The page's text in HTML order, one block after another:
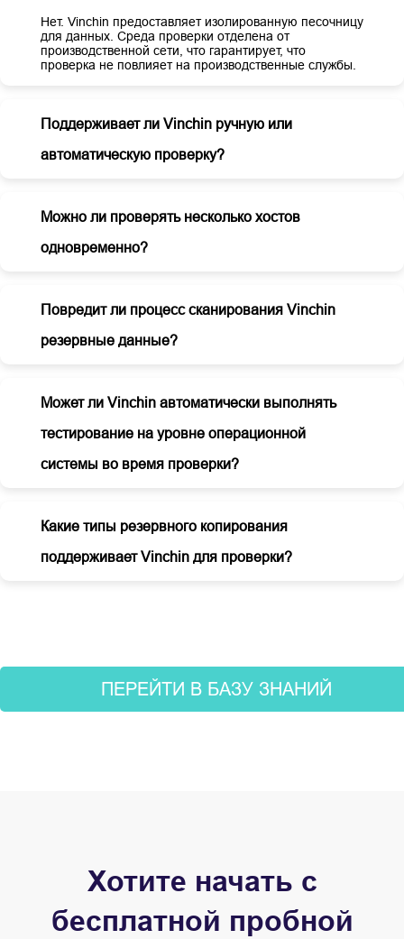
Нет. Vinchin предоставляет изолированную песочницу
для данных. Среда проверки отделена от
производственной сети, что гарантирует, что
проверка не повлияет на производственные службы.
Поддерживает ли Vinchin ручную или
автоматическую проверку?
Можно ли проверять несколько хостов
одновременно?
Повредит ли процесс сканирования Vinchin
резервные данные?
Может ли Vinchin автоматически выполнять
тестирование на уровне операционной
системы во время проверки?
Какие типы резервного копирования
поддерживает Vinchin для проверки?
ПЕРЕЙТИ В БАЗУ ЗНАНИЙ
Хотите начать с
бесплатной пробной